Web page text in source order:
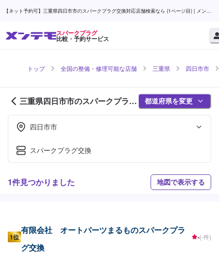
【ネット予約可】三重県四日市市のスパークプラグ交換対応店舗検索なら (1ページ目) | メンテ
スパークプラグ
比較・予約サービス
トップ 全国の整備・修理可能な店舗 三重県 四日市市
三重県四日市市のスパークプラグ
対応店舗紹介 (1ページ目)
都道府県を変更
四日市市
スパークプラグ交換
1件見つかりました 地図で表示する
1位
有限会社 オートパーツまるものスパークプラ
グ交換
-(-件)